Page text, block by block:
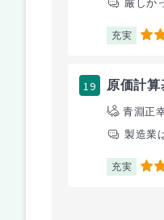
厳しか
充実 4
19 原価計算
青淵正
製造業
充実 5